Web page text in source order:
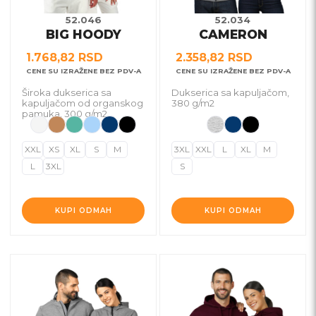
52.046
BIG HOODY
1.768,82 RSD
CENE SU IZRAŽENE BEZ PDV-A
Široka dukserica sa
kapuljačom od organskog
pamuka, 300 g/m2
KUPI ODMAH
izabrane
na
stranici
proizvoda.
XXL XS XL S
M
L
3XL
52.034
CAMERON
2.358,82 RSD
CENE SU IZRAŽENE BEZ PDV-A
Dukserica sa kapuljačom,
380 g/m2
KUPI ODMAH
izabrane
na
stranici
3XL XXL L XL
M
S
proizvod
ima
proizvod